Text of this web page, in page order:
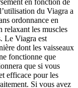
du Viagra a
ordonnance en
relaxant les muscles
Le Viagra est
dont les vaisseaux
fonctionne que
que si vous
efficace pour les
Si vous avez